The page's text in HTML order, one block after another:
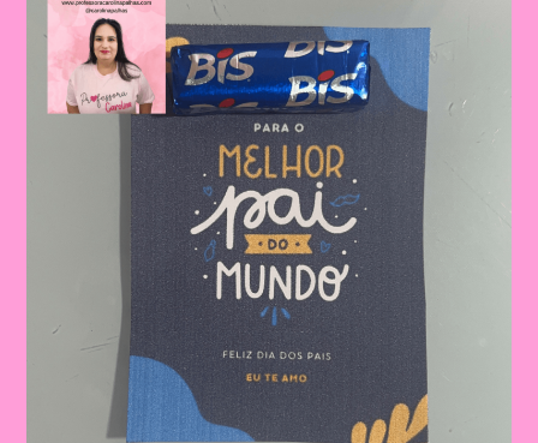
Dos
Pais:
Celebrando
A
Importância
Da
Figura
Paterna